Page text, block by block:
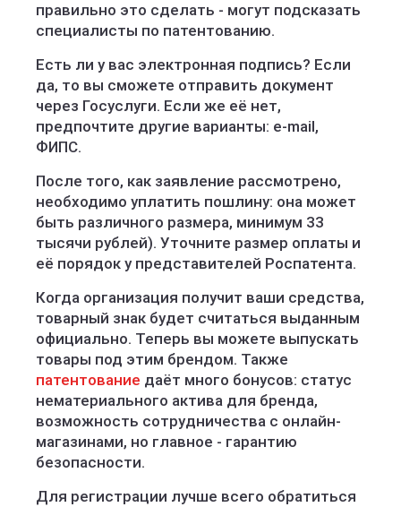
правильно это сделать - могут подсказать
специалисты по патентованию.
Есть ли у вас электронная подпись? Если
да, то вы сможете отправить документ
через Госуслуги. Если же её нет,
предпочтите другие варианты: e-mail,
ФИПС.
После того, как заявление рассмотрено,
необходимо уплатить пошлину: она может
быть различного размера, минимум 33
тысячи рублей). Уточните размер оплаты и
её порядок у представителей Роспатента.
Когда организация получит ваши средства,
товарный знак будет считаться выданным
официально. Теперь вы можете выпускать
товары под этим брендом. Также
патентование даёт много бонусов: статус
нематериального актива для бренда,
возможность сотрудничества с онлайн-
магазинами, но главное - гарантию
безопасности.
Для регистрации лучше всего обратиться